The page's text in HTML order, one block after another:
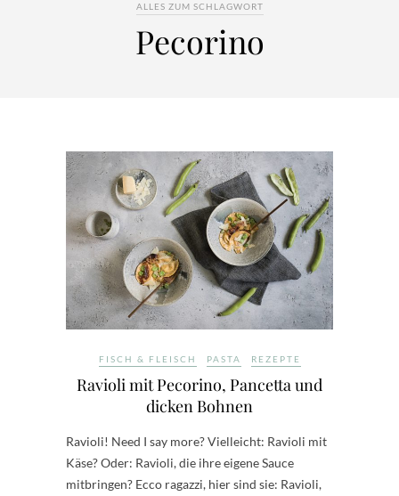
ALLES ZUM SCHLAGWORT
Pecorino
FISCH & FLEISCH PASTA REZEPTE
Ravioli mit Pecorino, Pancetta und
dicken Bohnen
Ravioli! Need I say more? Vielleicht: Ravioli mit
Käse? Oder: Ravioli, die ihre eigene Sauce
mitbringen? Ecco ragazzi, hier sind sie: Ravioli,